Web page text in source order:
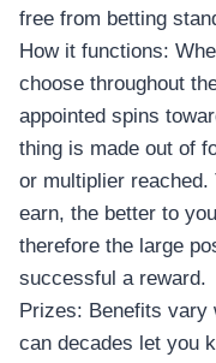
free from betting
How it functions:
choose throughout
appointed spins
thing is made out of
or multiplier
earn, the better to
therefore the large
successful a reward.
Prizes: Benefits vary
can decades let you